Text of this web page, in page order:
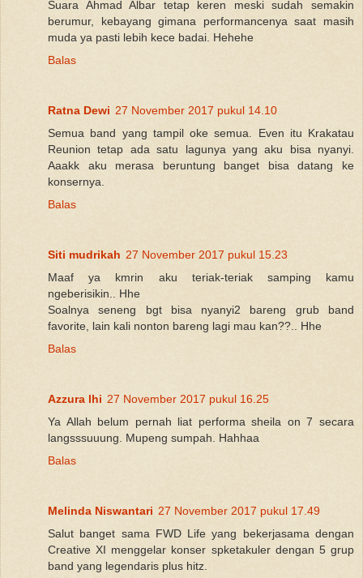
Suara Ahmad Albar tetap keren meski sudah semakin
berumur, kebayang gimana performancenya saat masih
muda ya pasti lebih kece badai. Hehehe
Balas
Ratna Dewi 27 November 2017 pukul 14.10
Semua band yang tampil oke semua. Even itu Krakatau
Reunion tetap ada satu lagunya yang aku bisa nyanyi.
Aaakk aku merasa beruntung banget bisa datang ke
konsernya.
Balas
Siti mudrikah 27 November 2017 pukul 15.23
Maaf ya kmrin aku teriak-teriak samping kamu
ngeberisikin.. Hhe
Soalnya seneng bgt bisa nyanyi2 bareng grub band
favorite, lain kali nonton bareng lagi mau kan??.. Hhe
Balas
Azzura lhi 27 November 2017 pukul 16.25
Ya Allah belum pernah liat performa sheila on 7 secara
langsssuuung. Mupeng sumpah. Hahhaa
Balas
Melinda Niswantari 27 November 2017 pukul 17.49
Salut banget sama FWD Life yang bekerjasama dengan
Creative XI menggelar konser spketakuler dengan 5 grup
band yang legendaris plus hitz.